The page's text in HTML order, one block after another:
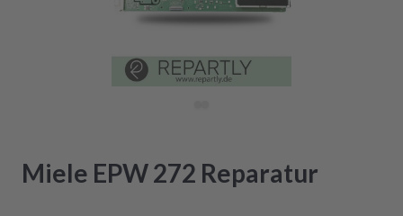
Miele EPW 272 Reparatur